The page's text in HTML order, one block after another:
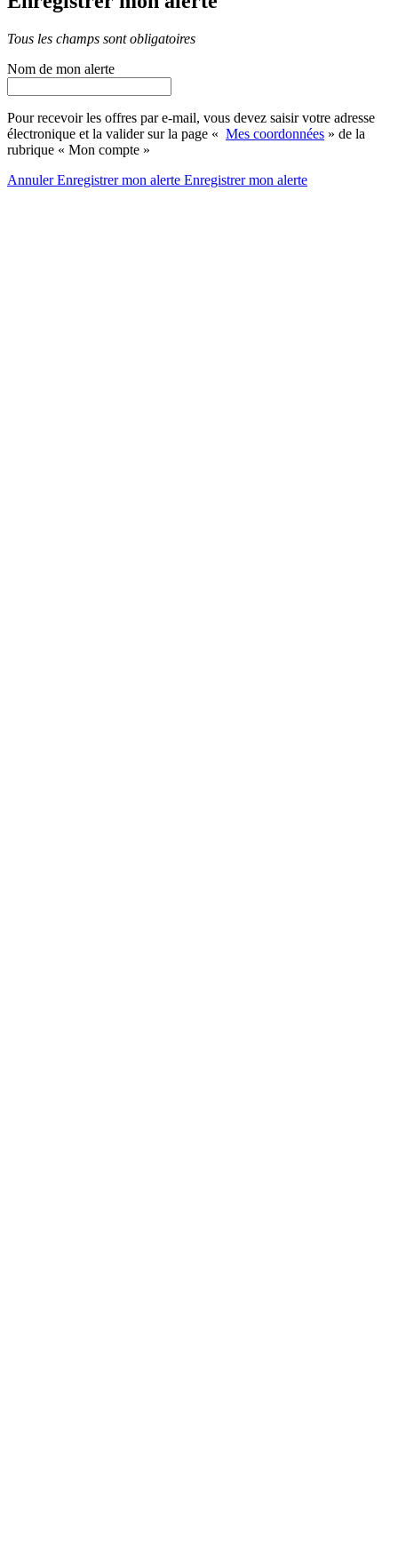
Tous les champs sont obligatoires
Nom de mon alerte
Pour recevoir les offres par e-mail, vous devez saisir votre adresse
électronique et la valider sur la page « Mes coordonnées » de la
rubrique « Mon compte »
AnnulerEnregistrer mon alerte Enregistrermon alerte